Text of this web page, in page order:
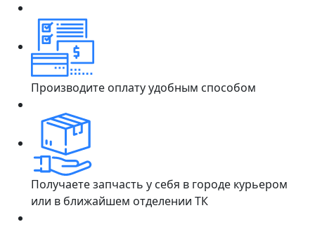
Производите оплату удобным способом
Получаете запчасть у себя в городе курьером
или в ближайшем отделении ТК